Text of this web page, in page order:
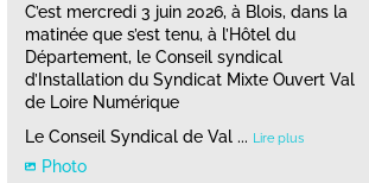
C’est mercredi 3 juin 2026, à Blois, dans la
matinée que s’est tenu, à l’Hôtel du
Département, le Conseil syndical
d’Installation du Syndicat Mixte Ouvert Val
de Loire Numérique
Le Conseil Syndical de Val ... Lire plus
Photo